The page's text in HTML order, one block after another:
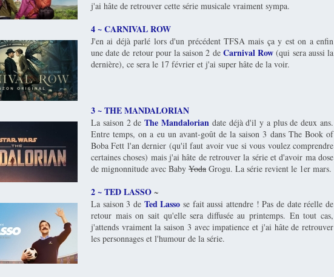
j'ai hâte de retrouver cette série musicale vraiment sympa.
4 ~ CARNIVAL ROW
J'en ai déjà parlé lors d'un précédent TFSA mais ça y est on a enfin
une date de retour pour la saison 2 deCarnival Row (qui sera aussi la
dernière), ce sera le 17 février et j'ai super hâte de la voir.
3 ~ THE MANDALORIAN
La saison 2 deThe Mandalorian date déjà d'il y a plus de deux ans.
Entre temps, on a eu un avant-goût de la saison 3 dans The Book of
Boba Fett l'an dernier (qu'il faut avoir vue si vous voulez comprendre
certaines choses) mais j'ai hâte de retrouver la série et d'avoir ma dose
de mignonnitude avec Baby Yoda Grogu. La série revient le 1er mars.
2 ~ TED LASSO ~
La saison 3 de Ted Lasso se fait aussi attendre ! Pas de date réelle de
retour mais on sait qu'elle sera diffusée au printemps. En tout cas,
j'attends vraiment la saison 3 avec impatience et j'ai hâte de retrouver
les personnages et l'humour de la série.